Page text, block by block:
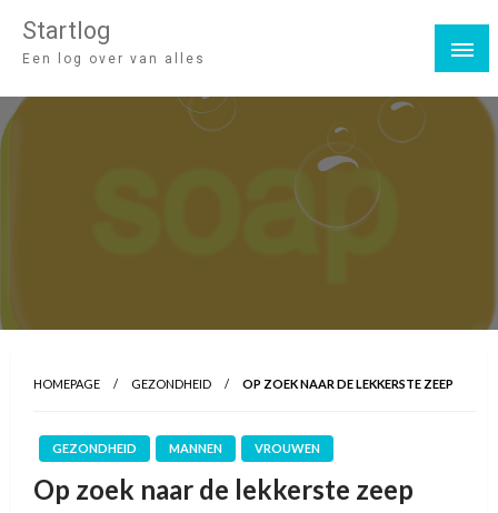
Startlog
Een log over van alles
HOMEPAGE GEZONDHEID OP ZOEK NAAR DE LEKKERSTE ZEEP
GEZONDHEID MANNEN VROUWEN
Op zoek naar de lekkerste zeep